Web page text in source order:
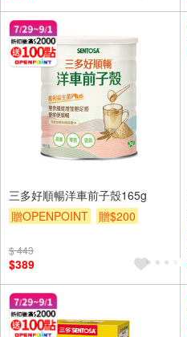
三多好順暢洋車前子殼165g
贈OPENPOINT
贈$200
$ 443
$389